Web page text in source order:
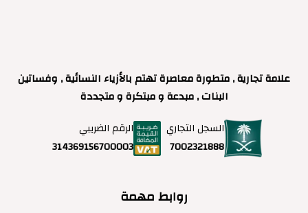
روابط مهمة
علامة تجارية , متطورة معاصرة تهتم بالأزياء النسائية , وفساتين
البنات , مبدعة و مبتكرة و متجددة
السجل التجاري
7002321888
الرقم الضريبي
314369156700003